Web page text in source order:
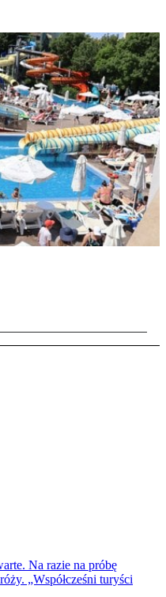
Na razie na próbę
„Współcześni turyści